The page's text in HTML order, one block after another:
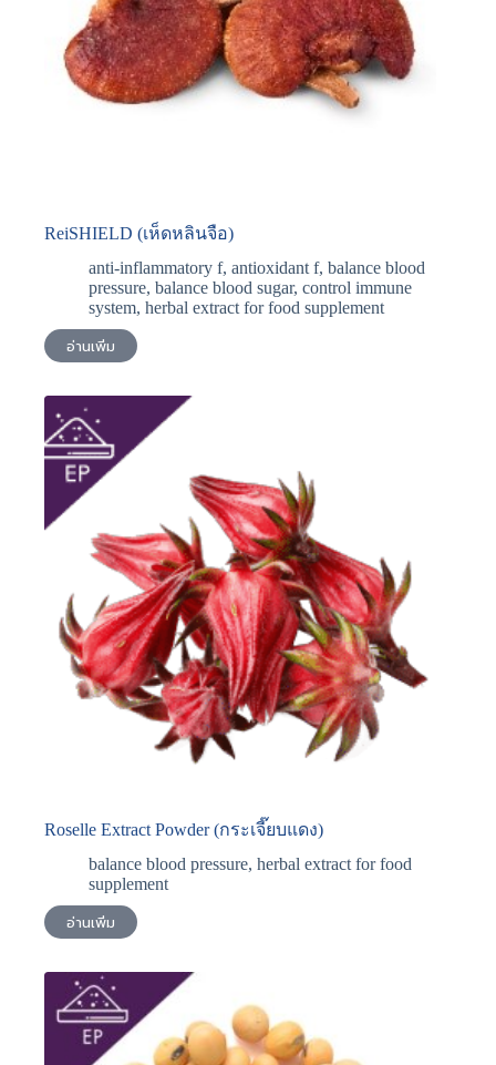
ReiSHIELD (เห็ดหลินจือ)
anti-inflammatory f, antioxidant f, balance blood
pressure, balance blood sugar, control immune
system, herbal extract for food supplement
อ่านเพิ่ม
Roselle Extract Powder (กระเจี๊ยบแดง)
balance blood pressure, herbal extract for food
supplement
อ่านเพิ่ม